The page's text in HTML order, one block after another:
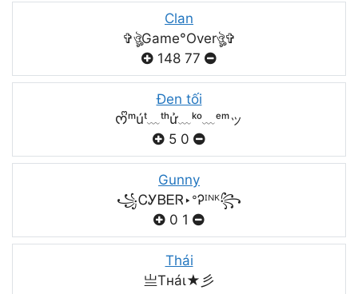
Clan
✞ঔৣGame°Overঔৣ✞
148 77
Đen tối
ᰔᩚᵐúᵗ﹏ᵗʰử﹏ᵏᵒ﹏ᵉᵐッ
5 0
Gunny
꧁ᏟᎩᏴᎬᏒ‣ᐤᎮᴵᴺᴷ꧂
0 1
Thái
亗Tнáι★彡